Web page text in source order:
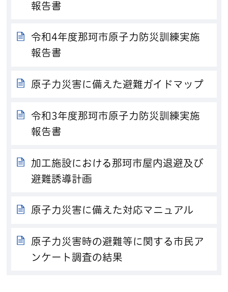
報告書
令和4年度那珂市原子力防災訓練実施
報告書
原子力災害に備えた避難ガイドマップ
令和3年度那珂市原子力防災訓練実施
報告書
加工施設における那珂市屋内退避及び
避難誘導計画
原子力災害に備えた対応マニュアル
原子力災害時の避難等に関する市民ア
ンケート調査の結果